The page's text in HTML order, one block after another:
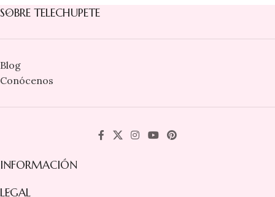
SOBRE TELECHUPETE
Blog
Conócenos
INFORMACIÓN
LEGAL